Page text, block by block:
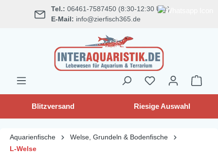
springen Tel.: 06461-7587450 (8:30-12:30 Uhr)
E-Mail: info@zierfisch365.de
Blitzversand Riesige Auswahl
Aquarienfische
Welse, Grundeln & Bodenfische
L-Welse